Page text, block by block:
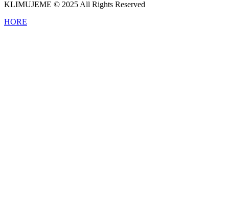
KLIMUJEME © 2025 All Rights Reserved
HORE